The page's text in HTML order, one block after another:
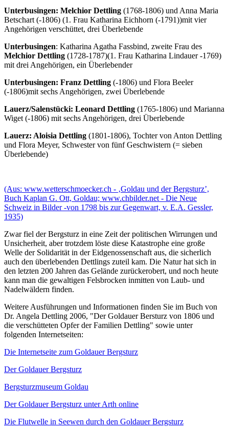
Unterbusingen: Melchior Dettling (1768-1806) und Anna Maria
Betschart (-1806) (1. Frau Katharina Eichhorn (-1791))mit vier
Angehörigen verschüttet, drei Überlebende
Unterbusingen: Katharina Agatha Fassbind, zweite Frau des
Melchior Dettling (1728-1787)(1. Frau Katharina Lindauer -1769)
mit drei Angehörigen, ein Überlebender
Unterbusingen: Franz Dettling (-1806) und Flora Beeler
(-1806)mit sechs Angehörigen, zwei Überlebende
Lauerz/Salenstücki: Leonard Dettling (1765-1806) und Marianna
Wiget (-1806) mit sechs Angehörigen, drei Überlebende
Lauerz: Aloisia Dettling (1801-1806), Tochter von Anton Dettling
und Flora Meyer, Schwester von fünf Geschwistern (= sieben
Überlebende)
(Aus: www.wetterschmoecker.ch - ‚Goldau und der Bergsturz’,
Buch Kaplan G. Ott, Goldau; www.chbilder.net - Die Neue
Schweiz in Bilder -von 1798 bis zur Gegenwart, v. E.A. Gessler,
1935)
Zwar fiel der Bergsturz in eine Zeit der politischen Wirrungen und
Unsicherheit, aber trotzdem löste diese Katastrophe eine große
Welle der Solidarität in der Eidgenossenschaft aus, die sicherlich
auch den überlebenden Dettlings zuteil kam. Die Natur hat sich in
den letzten 200 Jahren das Gelände zurückerobert, und noch heute
kann man die gewaltigen Felsbrocken inmitten von Laub- und
Nadelwäldern finden.
Weitere Ausführungen und Informationen finden Sie im Buch von
Dr. Angela Dettling 2006, "Der Goldauer Bersturz von 1806 und
die verschütteten Opfer der Familien Dettling" sowie unter
folgenden Internetseiten:
Die Internetseite zum Goldauer Bergsturz
Der Goldauer Bergsturz
Bergsturzmuseum Goldau
Der Goldauer Bergsturz unter Arth online
Die Flutwelle in Seewen durch den Goldauer Bergsturz